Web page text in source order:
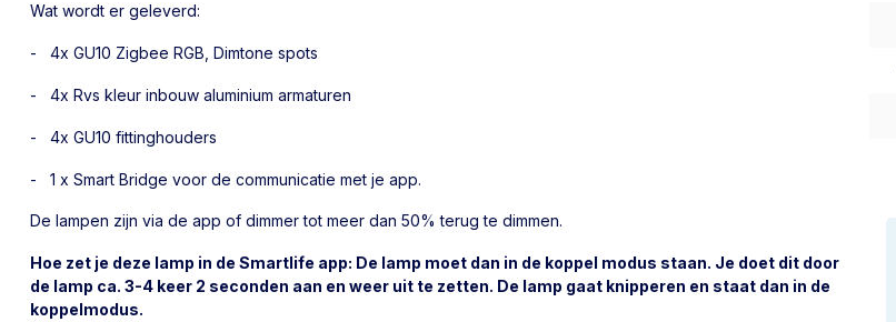
Wat wordt er geleverd:
- 4x GU10 Zigbee RGB, Dimtone spots
- 4x Rvs kleur inbouw aluminium armaturen
- 4x GU10 fittinghouders
- 1 x Smart Bridge voor de communicatie met je app.
De lampen zijn via de app of dimmer tot meer dan 50% terug te dimmen.
Hoe zet je deze lamp in de Smartlife app: De lamp moet dan in de koppel modus staan. Je doet dit door
de lamp ca. 3-4 keer 2 seconden aan en weer uit te zetten. De lamp gaat knipperen en staat dan in de
koppelmodus.